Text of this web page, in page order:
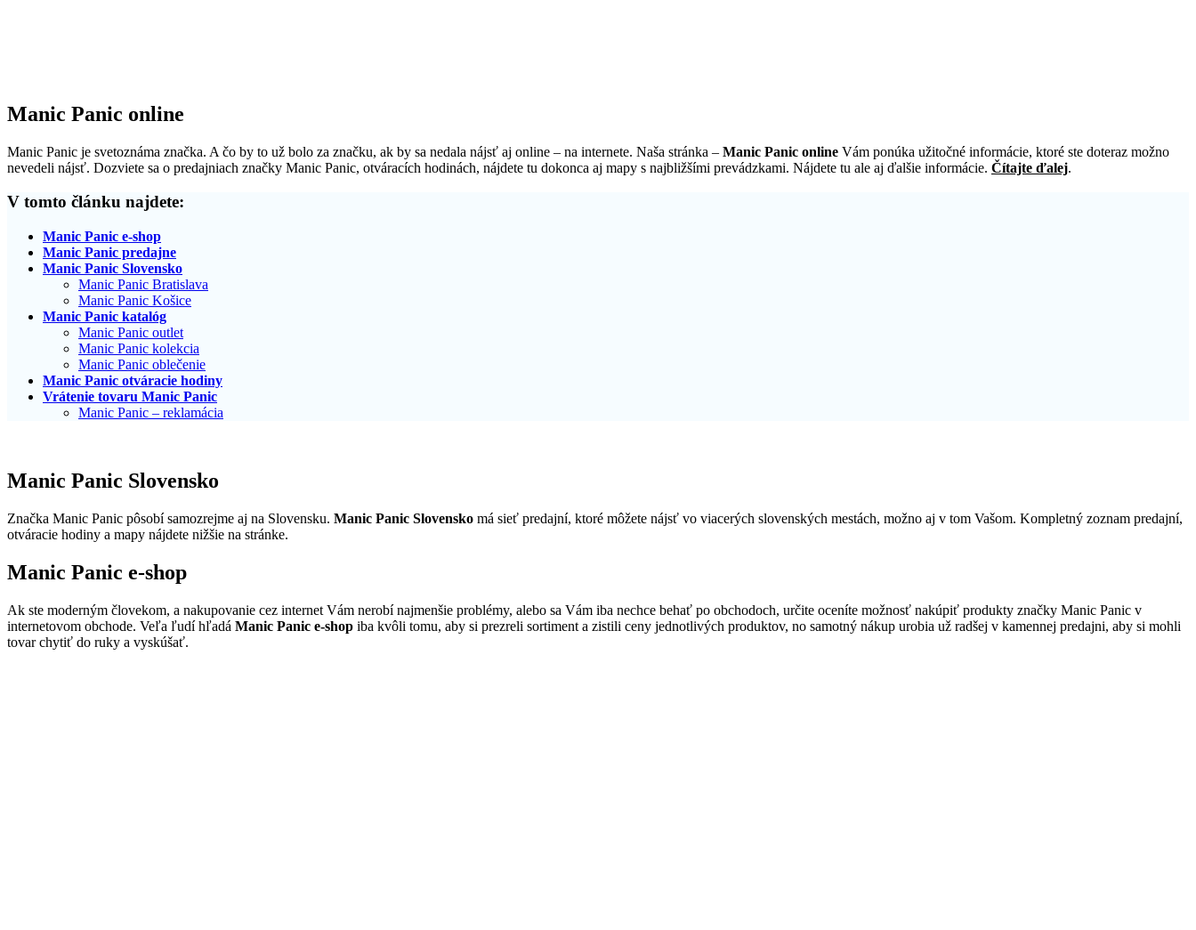
Manic Panic online
Manic Panic je svetoznáma značka. A čo by to už bolo za značku, ak by sa nedala nájsť aj online – na internete. Naša stránka – Manic Panic online Vám ponúka užitočné informácie, ktoré ste doteraz možno
nevedeli nájsť. Dozviete sa o predajniach značky Manic Panic, otváracích hodinách, nájdete tu dokonca aj mapy s najbližšími prevádzkami. Nájdete tu ale aj ďalšie informácie. Čítajte ďalej.
V tomto článku najdete:
Manic Panic e-shop
Manic Panic predajne
Manic Panic Slovensko
Manic Panic Bratislava
Manic Panic Košice
Manic Panic katalóg
Manic Panic outlet
Manic Panic kolekcia
Manic Panic oblečenie
Manic Panic otváracie hodiny
Vrátenie tovaru Manic Panic
Manic Panic – reklamácia
Manic Panic Slovensko
Značka Manic Panic pôsobí samozrejme aj na Slovensku. Manic Panic Slovensko má sieť predajní, ktoré môžete nájsť vo viacerých slovenských mestách, možno aj v tom Vašom. Kompletný zoznam predajní,
otváracie hodiny a mapy nájdete nižšie na stránke.
Manic Panic e-shop
Ak ste moderným človekom, a nakupovanie cez internet Vám nerobí najmenšie problémy, alebo sa Vám iba nechce behať po obchodoch, určite oceníte možnosť nakúpiť produkty značky Manic Panic v
internetovom obchode. Veľa ľudí hľadá Manic Panic e-shop iba kvôli tomu, aby si prezreli sortiment a zistili ceny jednotlivých produktov, no samotný nákup urobia už radšej v kamennej predajni, aby si mohli
tovar chytiť do ruky a vyskúšať.